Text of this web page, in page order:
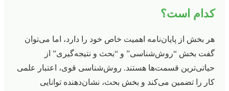
کدام است؟
هر بخش از پایان‌نامه اهمیت خاص خود را دارد، اما می‌توان
گفت بخش “روش‌شناسی” و “بحث و نتیجه‌گیری” از
حیاتی‌ترین قسمت‌ها هستند. روش‌شناسی قوی، اعتبار علمی
کار را تضمین می‌کند و بخش بحث، نشان‌دهنده توانایی